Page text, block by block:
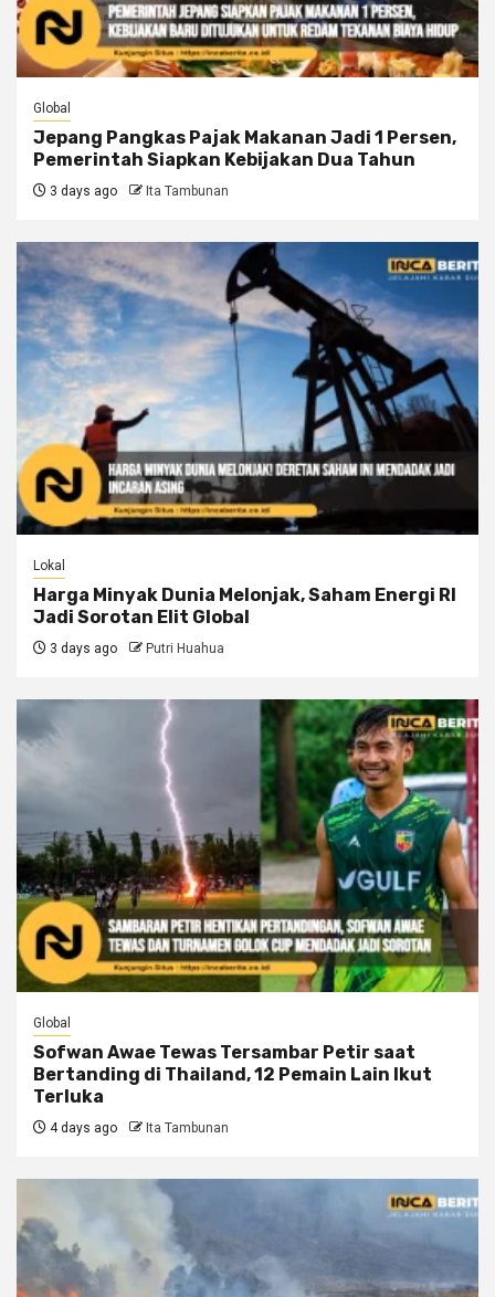
Global
Jepang Pangkas Pajak Makanan Jadi 1 Persen,
Pemerintah Siapkan Kebijakan Dua Tahun
3 days ago Ita Tambunan
Lokal
Harga Minyak Dunia Melonjak, Saham Energi RI
Jadi Sorotan Elit Global
3 days ago Putri Huahua
Global
Sofwan Awae Tewas Tersambar Petir saat
Bertanding di Thailand, 12 Pemain Lain Ikut
Terluka
4 days ago Ita Tambunan